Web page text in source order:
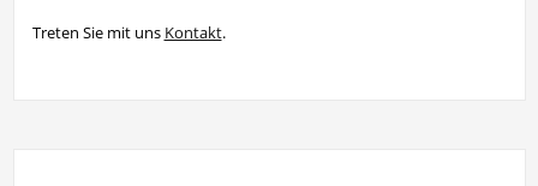
Treten Sie mit uns Kontakt.